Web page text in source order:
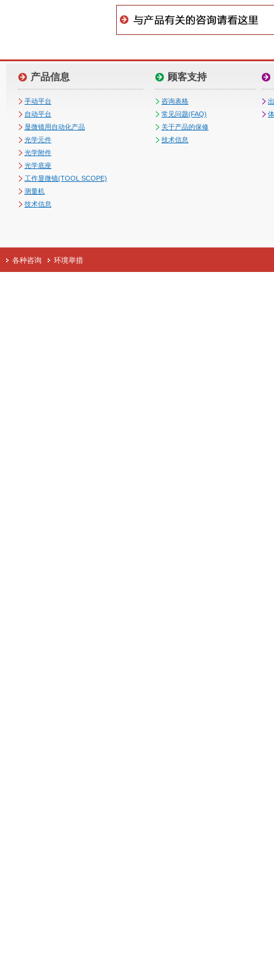
产品信息
手动平台
自动平台
显微镜用自动化产品
光学元件
光学附件
光学底座
工作显微镜(TOOL SCOPE)
测量机
技术信息
顾客支持
咨询表格
常见问题(FAQ)
关于产品的保修
技术信息
各种咨询 环境举措